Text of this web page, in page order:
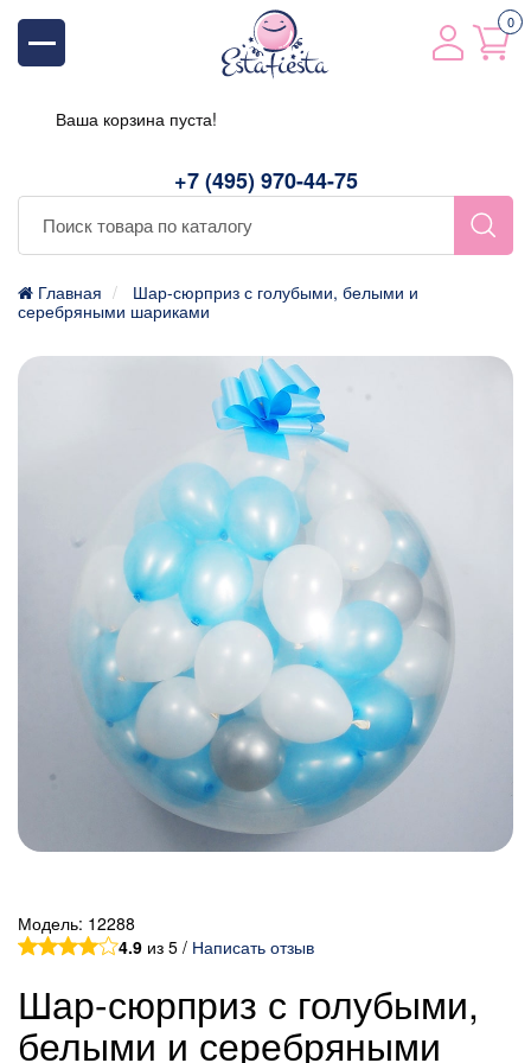
+7 (495) 970-44-75
0
Ваша корзина пуста!
Главная
Шар-сюрприз с голубыми, белыми и
серебряными шариками
Модель: 12288
4.9 из 5 / Написать отзыв
Шар-сюрприз с голубыми,
белыми и серебряными